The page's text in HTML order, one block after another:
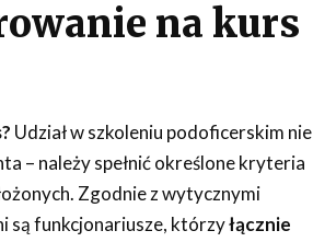
na kurs
Udział w szkoleniu podoficerskim nie
– należy spełnić określone kryteria
Zgodnie z wytycznymi
są funkcjonariusze, którzyłącznie